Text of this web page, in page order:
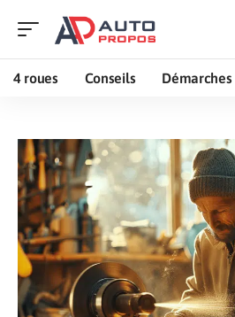
4 roues Conseils Démarches